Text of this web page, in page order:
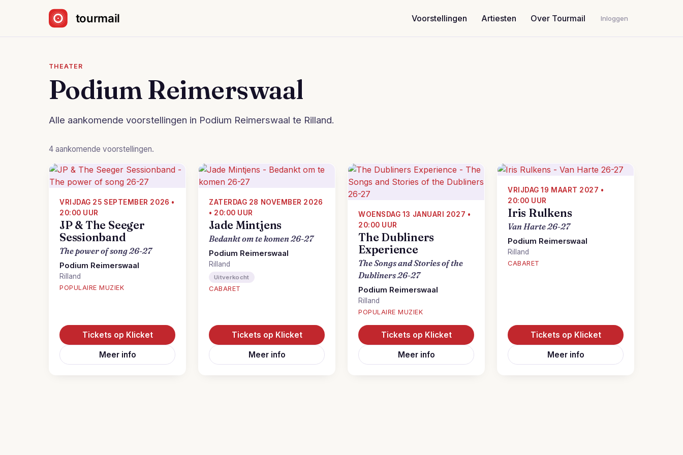
Voorstellingen
Artiesten Over Tourmail Inloggen
THEATER
Podium Reimerswaal
Alle aankomende voorstellingen in Podium Reimerswaal te Rilland.
4 aankomende voorstellingen.
VRIJDAG 25 SEPTEMBER 2026 •
20:00 UUR
JP & The Seeger
Sessionband
The power of song 26-27
Podium Reimerswaal
Rilland
POPULAIRE MUZIEK
Tickets op Klicket
Meer info
ZATERDAG 28 NOVEMBER 2026
• 20:00 UUR
Jade Mintjens
Bedankt om te komen 26-27
Podium Reimerswaal
Rilland
Uitverkocht
CABARET
Tickets op Klicket
Meer info
WOENSDAG 13 JANUARI 2027 •
20:00 UUR
The Dubliners
Experience
The Songs and Stories of the
Dubliners 26-27
Podium Reimerswaal
Rilland
POPULAIRE MUZIEK
Tickets op Klicket
Meer info
VRIJDAG 19 MAART 2027 •
20:00 UUR
Iris Rulkens
Van Harte 26-27
Podium Reimerswaal
Rilland
CABARET
Tickets op Klicket
Meer info